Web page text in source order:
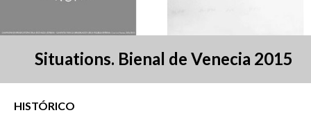
Situations. Bienal de Venecia 2015
HISTÓRICO